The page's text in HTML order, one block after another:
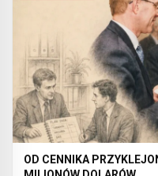
OD CENNIKA